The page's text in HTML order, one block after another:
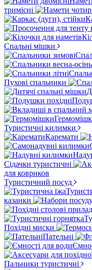
тримісні
Спальні мішки
Пухові спальники
Туристичні килимки
Каремати
Сідачки туристичні
для ковриков
Туристичний посуд
казанки
Похідні миски
Пательні
Пальники туристичні